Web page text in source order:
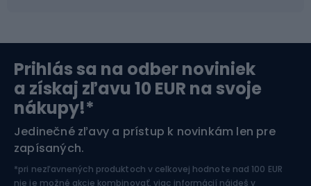
Orientačný beh
Lyžovanie
Športová elektronika
Jazdectvo
Prihlás sa na odber noviniek
a získaj zľavu 10 EUR na svoje
nákupy!*
Jedinečné zľavy a prístup k novinkám len pre
zapísaných.
*pri nezľavnených produktoch v celkovej hodnote nad 100 EUR
nie je možné akcie kombinovať, viac informácií nájdeš v